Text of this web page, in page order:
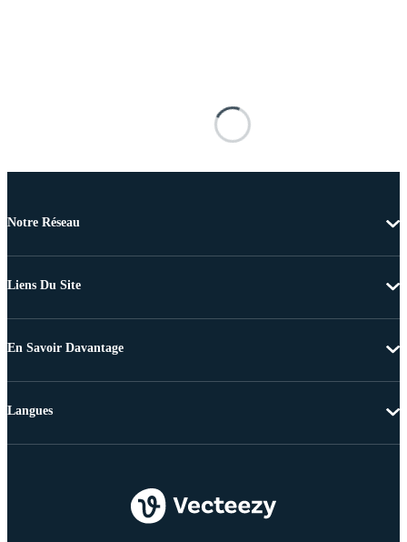
Notre Réseau
Liens Du Site
En Savoir Davantage
Langues